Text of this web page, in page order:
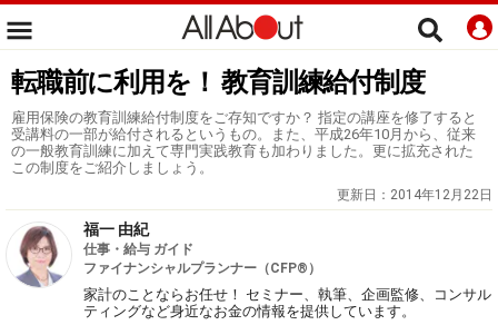
転職前に利用を！ 教育訓練給付制度
雇用保険の教育訓練給付制度をご存知ですか？ 指定の講座を修了すると
受講料の一部が給付されるというもの。また、平成26年10月から、従来
の一般教育訓練に加えて専門実践教育も加わりました。更に拡充された
この制度をご紹介しましょう。
更新日： 2014年12月22日
福一 由紀
仕事・給与 ガイド
ファイナンシャルプランナー（CFP®）
家計のことならお任せ！ セミナー、執筆、企画監修、コンサル
ティングなど身近なお金の情報を提供しています。